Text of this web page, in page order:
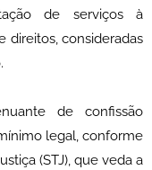
de serviços à
direitos, consideradas
de confissão
legal, conforme
(STJ), que veda a